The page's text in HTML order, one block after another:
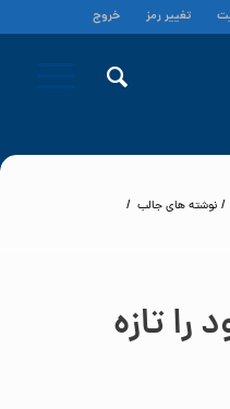
تغییر رمز خروج
/ نوشته های جالب /
تازه